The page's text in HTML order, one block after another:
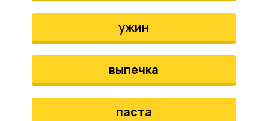
ужин
выпечка
паста